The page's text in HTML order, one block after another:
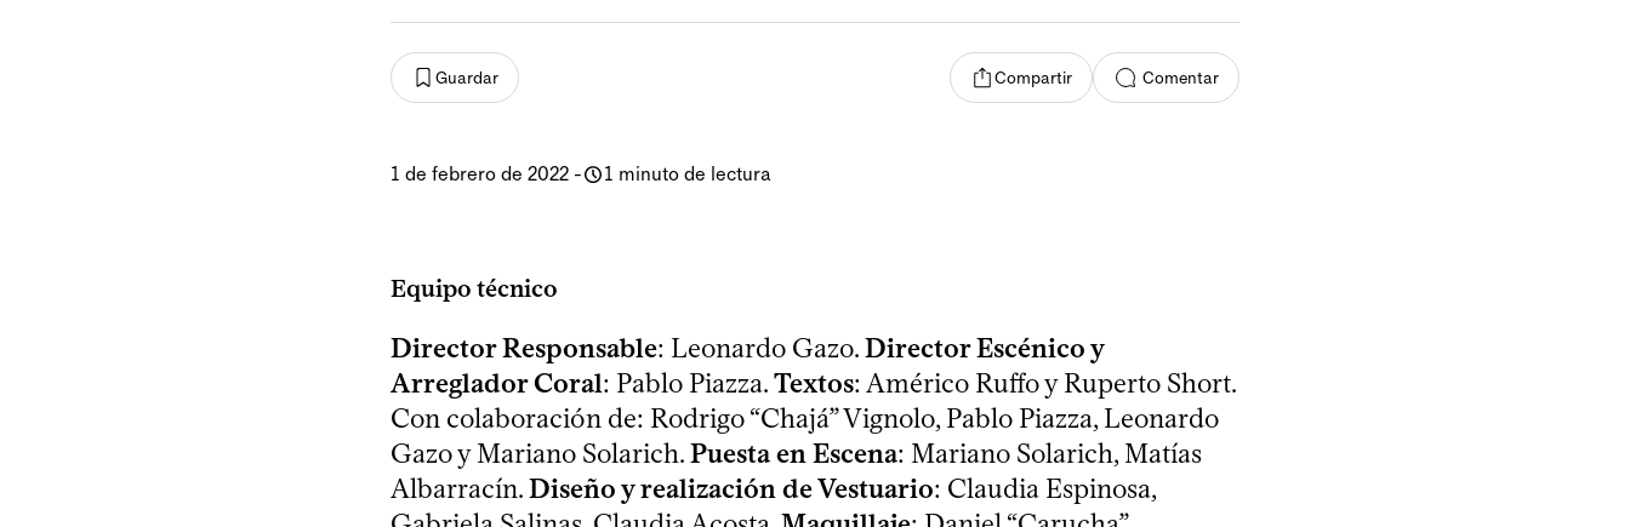
Guardar Compartir Comentar
1 de febrero de 2022 - 1 minuto de lectura
Equipo técnico
Director Responsable: Leonardo Gazo.Director Escénico y
Arreglador Coral: Pablo Piazza.Textos: Américo Ruffo y Ruperto Short.
Con colaboración de: Rodrigo “Chajá” Vignolo, Pablo Piazza, Leonardo
Gazo y Mariano Solarich.Puesta en Escena: Mariano Solarich, Matías
Albarracín.Diseño y realización de Vestuario: Claudia Espinosa,